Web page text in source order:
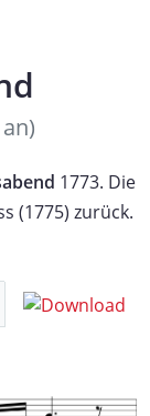
1773. Die
(1775) zurück.